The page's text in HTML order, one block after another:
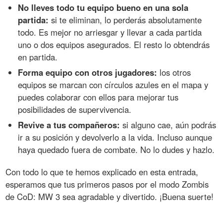
No lleves todo tu equipo bueno en una sola
partida: si te eliminan, lo perderás absolutamente
todo. Es mejor no arriesgar y llevar a cada partida
uno o dos equipos asegurados. El resto lo obtendrás
en partida.
Forma equipo con otros jugadores: los otros
equipos se marcan con círculos azules en el mapa y
puedes colaborar con ellos para mejorar tus
posibilidades de supervivencia.
Revive a tus compañeros: si alguno cae, aún podrás
ir a su posición y devolverlo a la vida. Incluso aunque
haya quedado fuera de combate. No lo dudes y hazlo.
Con todo lo que te hemos explicado en esta entrada,
esperamos que tus primeros pasos por el modo Zombis
de CoD: MW 3 sea agradable y divertido. ¡Buena suerte!